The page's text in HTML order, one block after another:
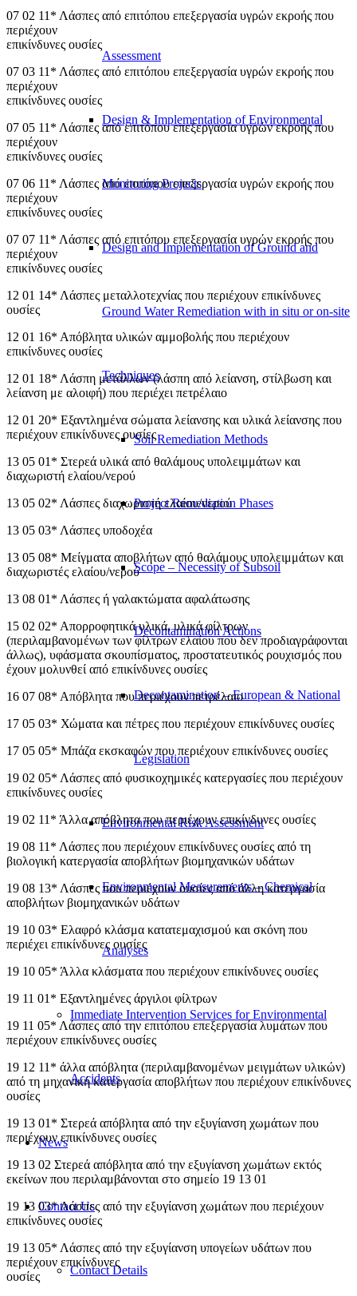
Assessment
Design & Implementation of Environmental
Monitoring Projects
Design and Implementation of Ground and
Ground Water Remediation with in situ or on-site
Techniques
Soil Remediation Methods
Project Remediation Phases
Scope – Necessity of Subsoil
Decontamination Actions
Decontamination – European & National
Legislation
Environmental Risk Assessment
Environmental Measurements – Chemical
Analyses
Immediate Intervention Services for Environmental
Accidents
News
Contact Us
Contact Details
07 02 11* Λάσπες από επιτόπου επεξεργασία υγρών εκροής που
περιέχουν
επικίνδυνες ουσίες
07 03 11* Λάσπες από επιτόπου επεξεργασία υγρών εκροής που
περιέχουν
επικίνδυνες ουσίες
07 05 11* Λάσπες από επιτόπου επεξεργασία υγρών εκροής που
περιέχουν
επικίνδυνες ουσίες
07 06 11* Λάσπες από επιτόπου επεξεργασία υγρών εκροής που
περιέχουν
επικίνδυνες ουσίες
07 07 11* Λάσπες από επιτόπου επεξεργασία υγρών εκροής που
περιέχουν
επικίνδυνες ουσίες
12 01 14* Λάσπες μεταλλοτεχνίας που περιέχουν επικίνδυνες
ουσίες
12 01 16* Απόβλητα υλικών αμμοβολής που περιέχουν
επικίνδυνες ουσίες
12 01 18* Λάσπη μετάλλων (λάσπη από λείανση, στίλβωση και
λείανση με αλοιφή) που περιέχει πετρέλαιο
12 01 20* Εξαντλημένα σώματα λείανσης και υλικά λείανσης που
περιέχουν επικίνδυνες ουσίες
13 05 01* Στερεά υλικά από θαλάμους υπολειμμάτων και
διαχωριστή ελαίου/νερού
13 05 02* Λάσπες διαχωριστή ελαίου/νερού
13 05 03* Λάσπες υποδοχέα
13 05 08* Μείγματα αποβλήτων από θαλάμους υπολειμμάτων και
διαχωριστές ελαίου/νερού
13 08 01* Λάσπες ή γαλακτώματα αφαλάτωσης
15 02 02* Απορροφητικά υλικά, υλικά φίλτρων
(περιλαμβανομένων των φίλτρων ελαίου που δεν προδιαγράφονται
άλλως), υφάσματα σκουπίσματος, προστατευτικός ρουχισμός που
έχουν μολυνθεί από επικίνδυνες ουσίες
16 07 08* Απόβλητα που περιέχουν πετρέλαιο
17 05 03* Χώματα και πέτρες που περιέχουν επικίνδυνες ουσίες
17 05 05* Μπάζα εκσκαφών που περιέχουν επικίνδυνες ουσίες
19 02 05* Λάσπες από φυσικοχημικές κατεργασίες που περιέχουν
επικίνδυνες ουσίες
19 02 11* Άλλα απόβλητα που περιέχουν επικίνδυνες ουσίες
19 08 11* Λάσπες που περιέχουν επικίνδυνες ουσίες από τη
βιολογική κατεργασία αποβλήτων βιομηχανικών υδάτων
19 08 13* Λάσπες που περιέχουν ουσίες από άλλη κατεργασία
αποβλήτων βιομηχανικών υδάτων
19 10 03* Ελαφρό κλάσμα κατατεμαχισμού και σκόνη που
περιέχει επικίνδυνες ουσίες
19 10 05* Άλλα κλάσματα που περιέχουν επικίνδυνες ουσίες
19 11 01* Εξαντλημένες άργιλοι φίλτρων
19 11 05* Λάσπες από την επιτόπου επεξεργασία λυμάτων που
περιέχουν επικίνδυνες ουσίες
19 12 11* άλλα απόβλητα (περιλαμβανομένων μειγμάτων υλικών)
από τη μηχανική κατεργασία αποβλήτων που περιέχουν επικίνδυνες
ουσίες
19 13 01* Στερεά απόβλητα από την εξυγίανση χωμάτων που
περιέχουν επικίνδυνες ουσίες
19 13 02 Στερεά απόβλητα από την εξυγίανση χωμάτων εκτός
εκείνων που περιλαμβάνονται στο σημείο 19 13 01
19 13 03* Λάσπες από την εξυγίανση χωμάτων που περιέχουν
επικίνδυνες ουσίες
19 13 05* Λάσπες από την εξυγίανση υπογείων υδάτων που
περιέχουν επικίνδυνες
ουσίες